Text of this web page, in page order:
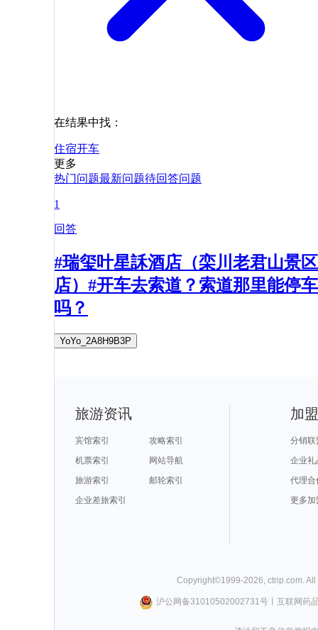
在结果中找：
住宿开车
更多
热门问题最新问题待回答问题
1
回答
#瑞玺叶星訸酒店（栾川老君山景区
店）#开车去索道？索道那里能停车
吗？
YoYo_2A8H9B3P
旅游资讯
宾馆索引
攻略索引
机票索引
网站导航
旅游索引
邮轮索引
企业差旅索引
加
分销联
企业礼
代理合
更多加
Copyright©1999-2026 ctrip.com .
沪公网备31010502002731号丨 互联网药